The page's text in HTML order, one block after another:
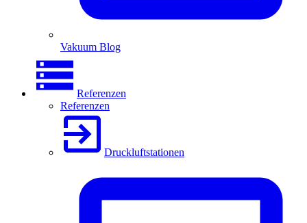
Vakuum Blog
Referenzen
Referenzen
Druckluftstationen